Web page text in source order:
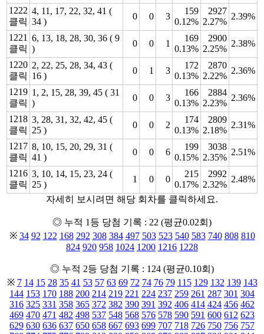
1222
클릭
4, 11, 17, 22, 32, 41 (
34 )
0 0 3
159
0.12%
2927
2.27%
2.39%
1221
클릭
6, 13, 18, 28, 30, 36 ( 9
)
0 0 1
169
0.13%
2900
2.25%
2.38%
1220
클릭
2, 22, 25, 28, 34, 43 (
16 )
0 1 3
172
0.13%
2870
2.22%
2.36%
1219
클릭
1, 2, 15, 28, 39, 45 ( 31
)
0 0 3
166
0.13%
2884
2.23%
2.36%
1218
클릭
3, 28, 31, 32, 42, 45 (
25 )
0 0 2
174
0.13%
2809
2.18%
2.31%
1217
클릭
8, 10, 15, 20, 29, 31 (
41 )
0 0 6
199
0.15%
3038
2.35%
2.51%
1216
클릭
3, 10, 14, 15, 23, 24 (
25 )
1 0 0
215
0.17%
2992
2.32%
2.48%
자세히 보시려면 해당 회차를 클릭하세요.
◎ 누적 1등 당첨 기록 : 22 (평균0.02회)
※ 34 92 122 168 292 308 384 497 503 523 540 583 740 808 810
824 920 958 1024 1200 1216 1228
◎ 누적 2등 당첨 기록 : 124 (평균0.10회)
※ 7 14 15 28 35 41 53 57 63 69 72 74 76 79 115 129 132 139 143
144 153 170 188 200 214 219 221 224 237 259 261 287 301 304
316 325 331 358 365 372 382 390 391 392 406 414 424 456 462
469 470 471 482 498 537 548 568 576 578 590 591 600 612 623
629 630 636 637 650 658 667 693 699 707 718 726 750 756 757